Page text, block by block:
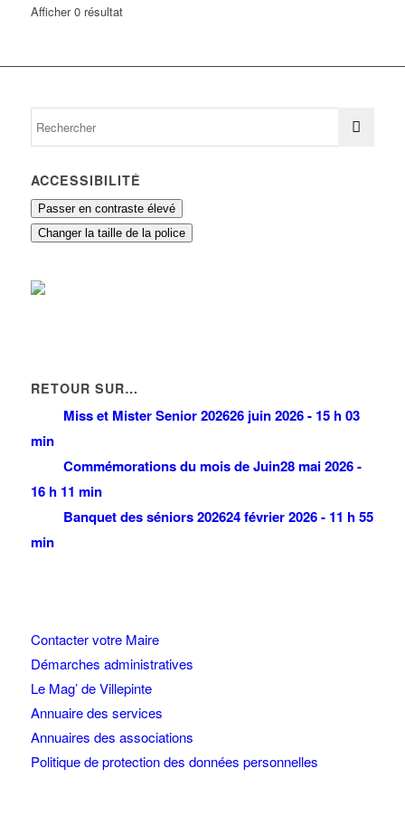
Afficher 0 résultat
ACCESSIBILITÉ
Passer en contraste élevé
Changer la taille de la police
RETOUR SUR…
Miss et Mister Senior 202626 juin 2026 - 15 h 03
min
Commémorations du mois de Juin28 mai 2026 -
16 h 11 min
Banquet des séniors 202624 février 2026 - 11 h 55
min
Contacter votre Maire
Démarches administratives
Le Mag’ de Villepinte
Annuaire des services
Annuaires des associations
Politique de protection des données personnelles